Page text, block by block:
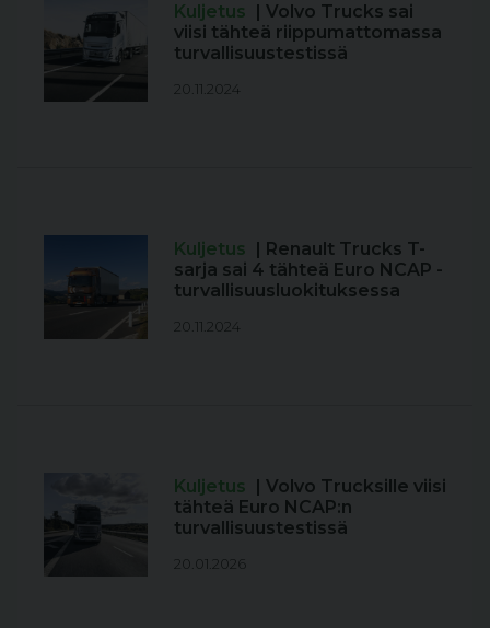
Kuljetus | Volvo Trucks sai
viisi tähteä riippumattomassa
turvallisuustestissä
20.11.2024
Kuljetus | Renault Trucks T-
sarja sai 4 tähteä Euro NCAP -
turvallisuusluokituksessa
20.11.2024
Kuljetus | Volvo Trucksille viisi
tähteä Euro NCAP:n
turvallisuustestissä
20.01.2026